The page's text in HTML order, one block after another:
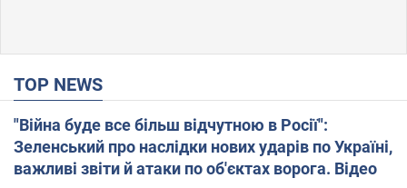
TOP NEWS
"Війна буде все більш відчутною в Росії":
Зеленський про наслідки нових ударів по Україні,
важливі звіти й атаки по об'єктах ворога. Відео